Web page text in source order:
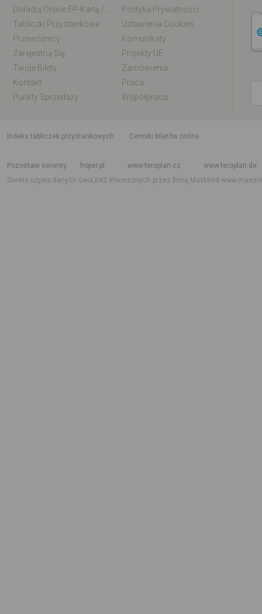
Polityka Prywatności
Tabliczki Przystankowe
Ustawienia Cookies
Przewoźnicy
Komunikaty
Zarejestruj Się
Projekty UE
Twoje Bilety
Zamówienia
Kontakt
Praca
Punkty Sprzedaży
Współpraca
indeks tabliczek przystankowych
Cenniki biletów online
Pozostałe serwisy
hoper.pl www.teroplan.cz
www.teroplan.de
Serwis używa danych GeoLite2 stworzonych przez firmę MaxMind